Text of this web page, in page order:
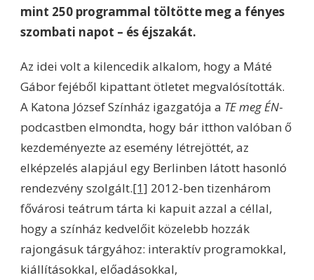
mint 250 programmal töltötte meg a fényes
szombati napot – és éjszakát.
Az idei volt a kilencedik alkalom, hogy a Máté
Gábor fejéből kipattant ötletet megvalósították.
A Katona József Színház igazgatója a TE meg ÉN-
podcastben elmondta, hogy bár itthon valóban ő
kezdeményezte az esemény létrejöttét, az
elképzelés alapjául egy Berlinben látott hasonló
rendezvény szolgált.[1] 2012-ben tizenhárom
fővárosi teátrum tárta ki kapuit azzal a céllal,
hogy a színház kedvelőit közelebb hozzák
rajongásuk tárgyához: interaktív programokkal,
kiállításokkal, előadásokkal,